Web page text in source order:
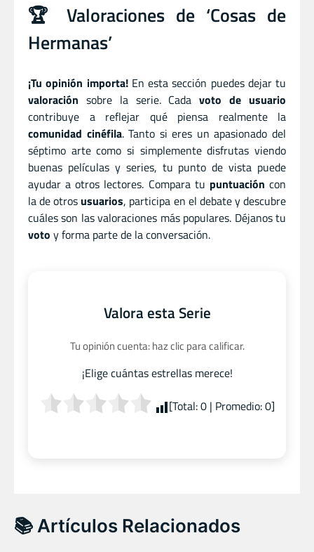
🏆 Valoraciones de ‘Cosas de
Hermanas’
¡Tu opinión importa!En esta sección puedes dejar tu
valoración sobre la serie. Cadavoto de usuario
contribuye a reflejar qué piensa realmente la
comunidad cinéfila. Tanto si eres un apasionado del
séptimo arte como si simplemente disfrutas viendo
buenas películas y series, tu punto de vista puede
ayudar a otros lectores. Compara tu puntuación con
la de otros usuarios, participa en el debate y descubre
cuáles son las valoraciones más populares. Déjanos tu
voto y forma parte de la conversación.
Valora esta Serie
Tu opinión cuenta: haz clic para calificar.
¡Elige cuántas estrellas merece!
[Total:0| Promedio:0]
📚 Artículos Relacionados